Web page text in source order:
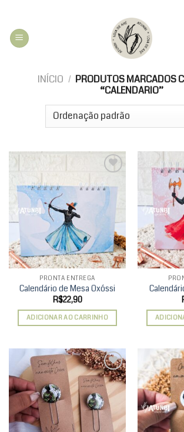
content
INÍCIO / PRODUTOS MARCADOS
“CALENDARIO”
PRONTA ENTREGA
Calendário de Mesa Oxóssi
R$22,90
ADICIONAR AO CARRINHO
Add to
wishlist